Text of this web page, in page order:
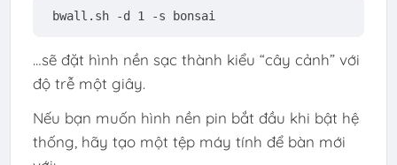
bwall .sh -d 1 -s bonsai
…sẽ đặt hình nền sạc thành kiểu “cây cảnh” với
độ trễ một giây.
Nếu bạn muốn hình nền pin bắt đầu khi bật hệ
thống, hãy tạo một tệp máy tính để bàn mới